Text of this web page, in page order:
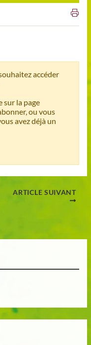
accéder
sur la page
ou vous
avez déjà un
ARTICLE SUIVANT